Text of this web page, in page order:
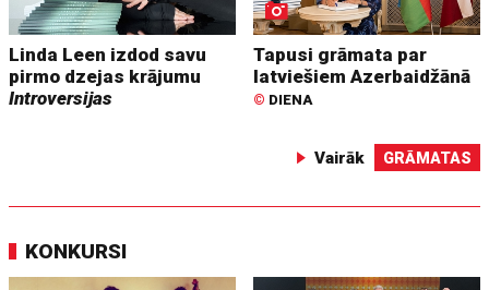
Linda Leen izdod savu
pirmo dzejas krājumu
Introversijas
Tapusi grāmata par
latviešiem Azerbaidžānā
© DIENA
Vairāk GRĀMATAS
KONKURSI